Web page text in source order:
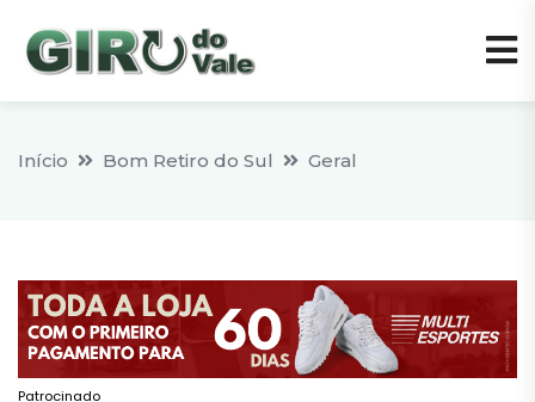
Início Bom Retiro do Sul Geral
Patrocinado